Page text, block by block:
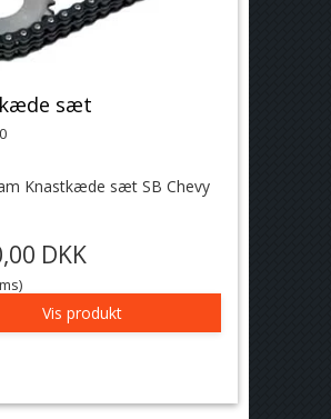
sæt
Knastkæde sæt SB Chevy
DKK
Vis produkt